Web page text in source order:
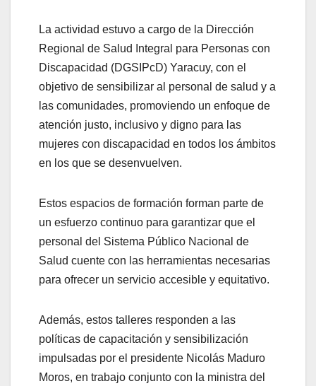
La actividad estuvo a cargo de la Dirección
Regional de Salud Integral para Personas con
Discapacidad (DGSIPcD) Yaracuy, con el
objetivo de sensibilizar al personal de salud y a
las comunidades, promoviendo un enfoque de
atención justo, inclusivo y digno para las
mujeres con discapacidad en todos los ámbitos
en los que se desenvuelven.
Estos espacios de formación forman parte de
un esfuerzo continuo para garantizar que el
personal del Sistema Público Nacional de
Salud cuente con las herramientas necesarias
para ofrecer un servicio accesible y equitativo.
Además, estos talleres responden a las
políticas de capacitación y sensibilización
impulsadas por el presidente Nicolás Maduro
Moros, en trabajo conjunto con la ministra del